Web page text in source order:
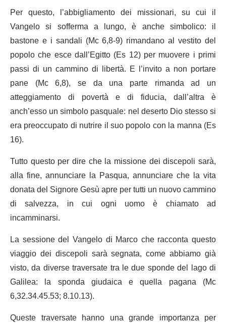
Per questo, l’abbigliamento dei missionari, su cui il
Vangelo si sofferma a lungo, è anche simbolico: il
bastone e i sandali (Mc 6,8-9) rimandano al vestito del
popolo che esce dall’Egitto (Es 12) per muovere i primi
passi di un cammino di libertà. E l’invito a non portare
pane (Mc 6,8), se da una parte rimanda ad un
atteggiamento di povertà e di fiducia, dall’altra è
anch’esso un simbolo pasquale: nel deserto Dio stesso si
era preoccupato di nutrire il suo popolo con la manna (Es
16).
Tutto questo per dire che la missione dei discepoli sarà,
alla fine, annunciare la Pasqua, annunciare che la vita
donata del Signore Gesù apre per tutti un nuovo cammino
di salvezza, in cui ogni uomo è chiamato ad
incamminarsi.
La sessione del Vangelo di Marco che racconta questo
viaggio dei discepoli sarà segnata, come abbiamo già
visto, da diverse traversate tra le due sponde del lago di
Galilea: la sponda giudaica e quella pagana (Mc
6,32.34.45.53; 8.10.13).
Queste traversate hanno una grande importanza per